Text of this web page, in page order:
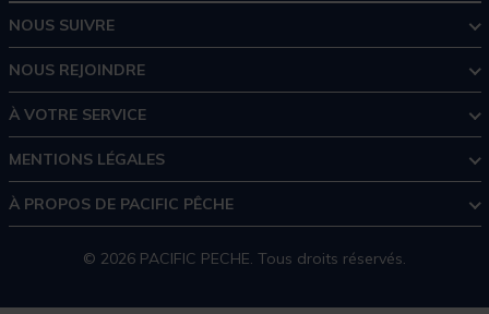
NOUS SUIVRE
NOUS REJOINDRE
À VOTRE SERVICE
MENTIONS LÉGALES
À PROPOS DE PACIFIC PÊCHE
© 2026 PACIFIC PECHE. Tous droits réservés.